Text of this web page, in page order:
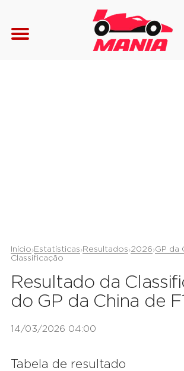
Início›Estatísticas›Resultados›2026›GP da
Classificação
Resultado da
do GP da China de
14/03/2026 04:00
Tabela de resultado